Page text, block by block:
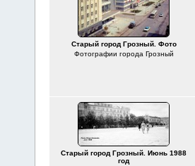
Старый город Грозный. Фото
Фотографии города Грозный
Старый город Грозный. Июнь 1988
год